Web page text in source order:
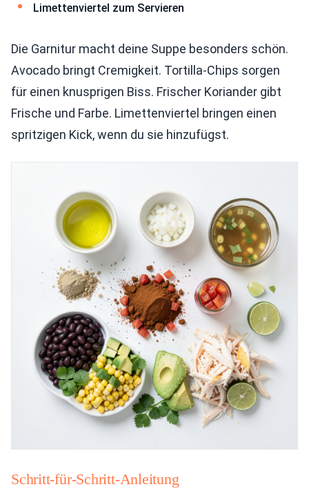
Limettenviertel zum Servieren
Die Garnitur macht deine Suppe besonders schön.
Avocado bringt Cremigkeit. Tortilla-Chips sorgen
für einen knusprigen Biss. Frischer Koriander gibt
Frische und Farbe. Limettenviertel bringen einen
spritzigen Kick, wenn du sie hinzufügst.
Schritt-für-Schritt-Anleitung